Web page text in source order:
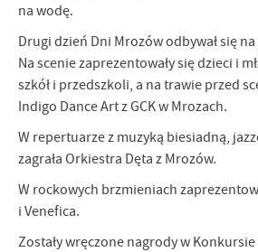
na wodę.
Drugi dzień Dni Mrozów odbywał się
Na scenie zaprezentowały się dzieci i
szkół i przedszkoli, a na trawie przed
Indigo Dance Art z GCK w Mrozach.
W repertuarze z muzyką biesiadną,
zagrała Orkiestra Dęta z Mrozów.
W rockowych brzmieniach
i Venefica.
Zostały wręczone nagrody w